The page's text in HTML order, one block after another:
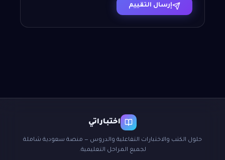
إرسال التقييم
اختباراتي
حلول الكتب والاختبارات التفاعلية والدروس — منصة سعودية شاملة
لجميع المراحل التعليمية.